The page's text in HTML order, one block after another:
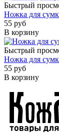
Быстрый
Ножка для
55 руб
В корзину
Быстрый
Ножка для
55 руб
В корзину